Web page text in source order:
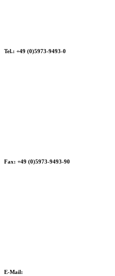
Tel.: +49 (0)5973-9493-0
Fax: +49 (0)5973-9493-90
E-Mail: